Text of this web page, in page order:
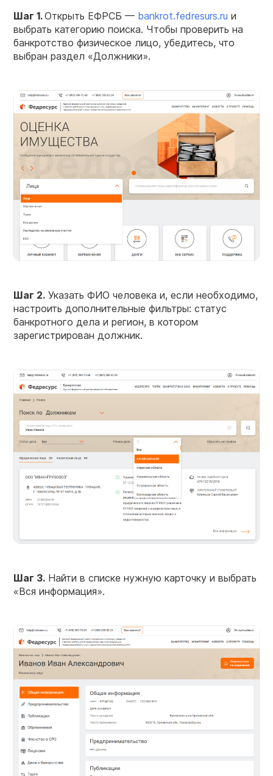
Шаг 1.Открыть ЕФРСБ — bankrot.fedresurs.ru и
выбрать категорию поиска. Чтобы проверить на
банкротство физическое лицо, убедитесь, что
выбран раздел «Должники».
Шаг 2. Указать ФИО человека и, если необходимо,
настроить дополнительные фильтры: статус
банкротного дела и регион, в котором
зарегистрирован должник.
Шаг 3. Найти в списке нужную карточку и выбрать
«Вся информация».